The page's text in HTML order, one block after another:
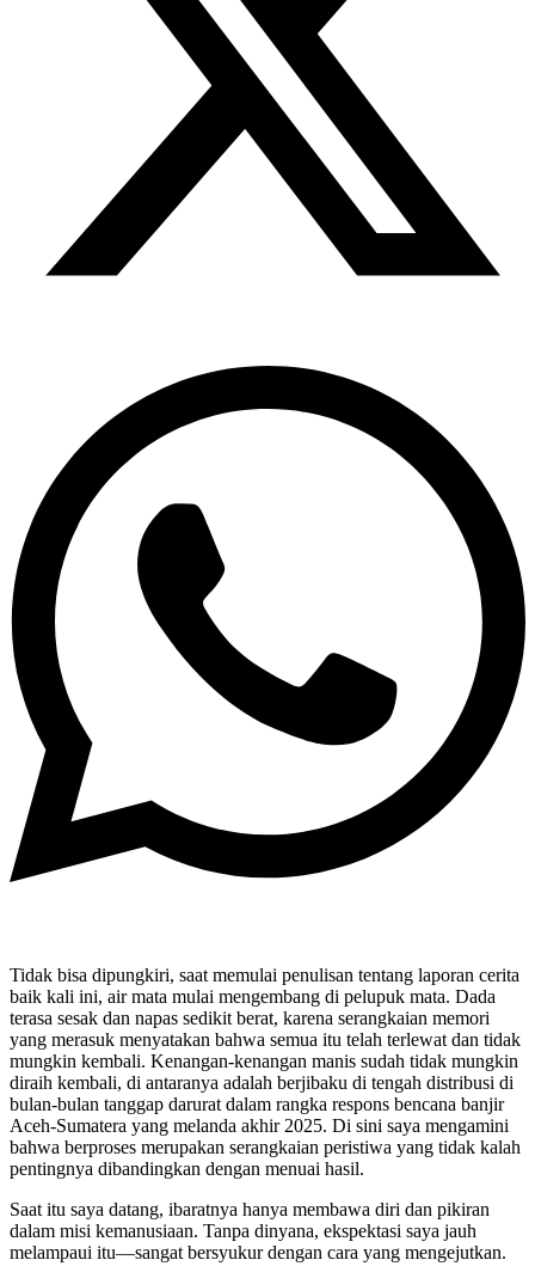
Tidak bisa dipungkiri, saat memulai penulisan tentang laporan cerita
baik kali ini, air mata mulai mengembang di pelupuk mata. Dada
terasa sesak dan napas sedikit berat, karena serangkaian memori
yang merasuk menyatakan bahwa semua itu telah terlewat dan tidak
mungkin kembali. Kenangan-kenangan manis sudah tidak mungkin
diraih kembali, di antaranya adalah berjibaku di tengah distribusi di
bulan-bulan tanggap darurat dalam rangka respons bencana banjir
Aceh-Sumatera yang melanda akhir 2025. Di sini saya mengamini
bahwa berproses merupakan serangkaian peristiwa yang tidak kalah
pentingnya dibandingkan dengan menuai hasil.
Saat itu saya datang, ibaratnya hanya membawa diri dan pikiran
dalam misi kemanusiaan. Tanpa dinyana, ekspektasi saya jauh
melampaui itu—sangat bersyukur dengan cara yang mengejutkan.